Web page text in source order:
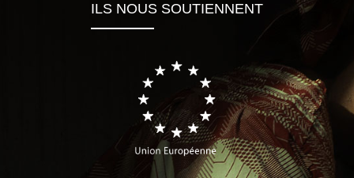
ILS NOUS SOUTIENNENT